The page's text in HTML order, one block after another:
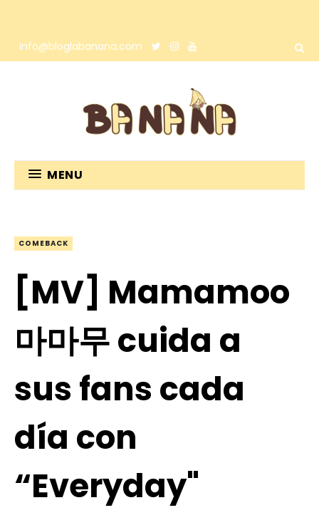
info@bloglabanana.com
MENU
COMEBACK
[MV] Mamamoo
마마무 cuida a
sus fans cada
día con
“Everyday"